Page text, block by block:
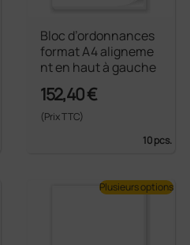
Bloc d’ordonnances
format A4 aligneme
nt en haut à gauche
152,40 €
(Prix TTC)
10 pcs.
Plusieurs options